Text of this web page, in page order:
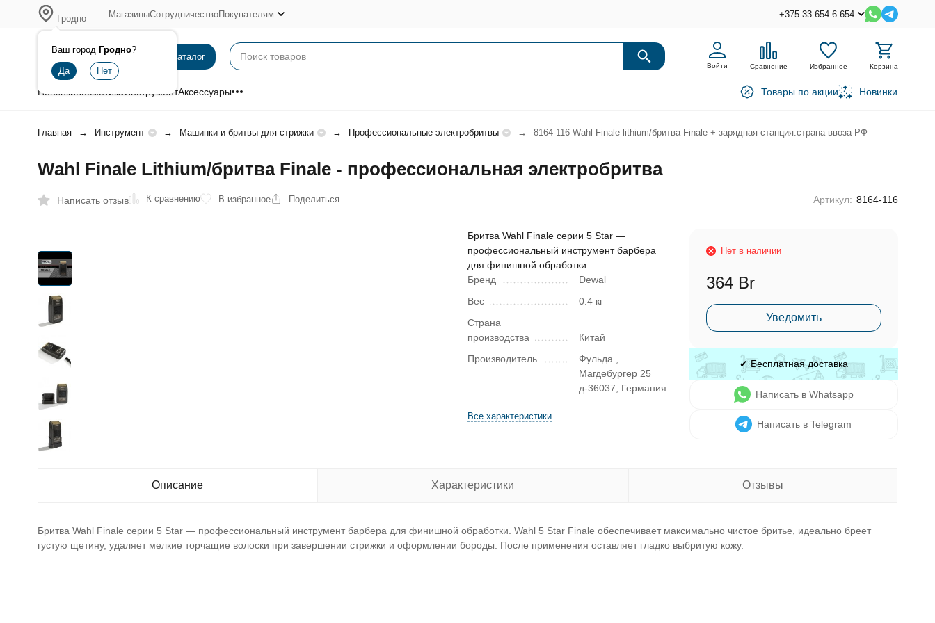
Гродно
Ваш город Гродно?
МагазиныСотрудничествоПокупателям +375 33 654 6 654
Каталог
Войти Сравнение Избранное Корзина
НовинкиКосметикаИнструментАксессуары Товары по акции Новинки
Главная Инструмент Машинки и бритвы для стрижки Профессиональные электробритвы 8164-116 Wahl Finale lithium/бритва Finale + зарядная станция:страна ввоза-РФ
Wahl Finale Lithium/бритва Finale - профессиональная электробритва
Написать отзыв К сравнению В избранное Поделиться Артикул: 8164-116
Бритва Wahl Finale серии 5 Star —
профессиональный инструмент барбера
для финишной обработки.
Бренд
Dewal
Вес
0.4 кг
Страна
производства
Китай
Производитель
Фульда ,
Магдебургер 25
д-36037, Германия
Все характеристики
Нет в наличии
364 Br
Уведомить
✔ Бесплатная доставка
Написать в Whatsapp
Написать в Telegram
Описание Характеристики Отзывы
Бритва Wahl Finale серии 5 Star — профессиональный инструмент барбера для финишной обработки. Wahl 5 Star Finale обеспечивает максимально чистое бритье, идеально бреет
густую щетину, удаляет мелкие торчащие волоски при завершении стрижки и оформлении бороды. После применения оставляет гладко выбритую кожу.